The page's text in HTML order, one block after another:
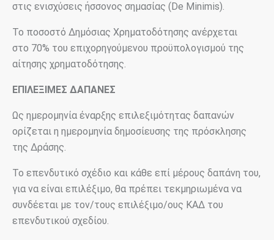
στις ενισχύσεις ήσσονος σημασίας (De Minimis).
Το ποσοστό Δημόσιας Χρηματοδότησης ανέρχεται
στο 70% του επιχορηγούμενου προϋπολογισμού της
αίτησης χρηματοδότησης.
ΕΠΙΛΕΞΙΜΕΣ ΔΑΠΑΝΕΣ
Ως ημερομηνία έναρξης επιλεξιμότητας δαπανών
ορίζεται η ημερομηνία δημοσίευσης της πρόσκλησης
της Δράσης.
Το επενδυτικό σχέδιο και κάθε επί μέρους δαπάνη του,
για να είναι επιλέξιμο, θα πρέπει τεκμηριωμένα να
συνδέεται με τον/τους επιλέξιμο/ους ΚΑΔ του
επενδυτικού σχεδίου.